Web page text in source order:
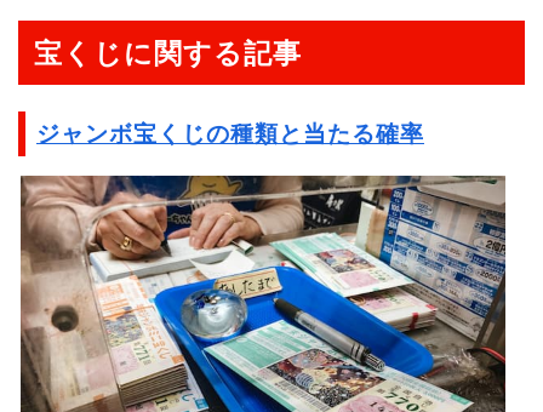
宝くじに関する記事
ジャンボ宝くじの種類と当たる確率